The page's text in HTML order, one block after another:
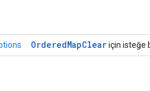
OrderedMapCleariçin isteğe